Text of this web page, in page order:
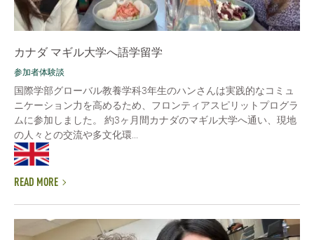
カナダ マギル大学へ語学留学
参加者体験談
国際学部グローバル教養学科3年生のハンさんは実践的なコミュ
ニケーション力を高めるため、フロンティアスピリットプログラ
ムに参加しました。 約3ヶ月間カナダのマギル大学へ通い、現地
の人々との交流や多文化環...
READ MORE